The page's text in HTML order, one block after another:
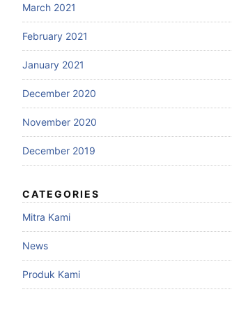
March 2021
February 2021
January 2021
December 2020
November 2020
December 2019
CATEGORIES
Mitra Kami
News
Produk Kami